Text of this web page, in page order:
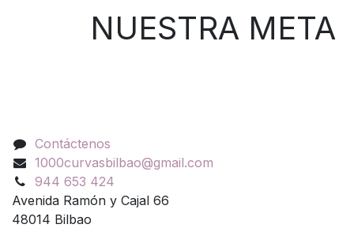
NUESTRA META
Contáctenos
1000curvasbilbao@gmail.com
944 653 424
Avenida Ramón y Cajal 66
48014 Bilbao